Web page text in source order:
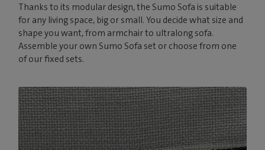
Thanks to its modular design, the Sumo Sofa is suitable
for any living space, big or small. You decide what size and
shape you want, from armchair to ultralong sofa.
Assemble your own Sumo Sofa set or choose from one
of our fixed sets.